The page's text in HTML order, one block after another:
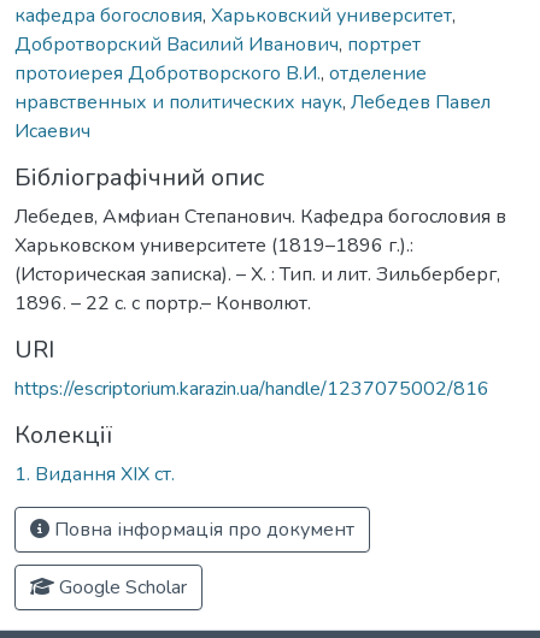
кафедра богословия, Харьковский университет,
Добротворский Василий Иванович, портрет
протоиерея Добротворского В.И., отделение
нравственных и политических наук, Лебедев Павел
Исаевич
Бібліографічний опис
Лебедев, Амфиан Степанович. Кафедра богословия в
Харьковском университете (1819–1896 г.).:
(Историческая записка). – Х. : Тип. и лит. Зильберберг,
1896. – 22 с. с портр.– Конволют.
URI
https://escriptorium.karazin.ua/handle/1237075002/816
Колекції
1. Видання ХІХ ст.
Повна інформація про документ
Google Scholar